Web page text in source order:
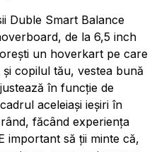
Duble Smart Balance
de la 6,5 inch
un hoverkart pe care
copilul tău, vestea bună
în funcție de
aceleiași ieșiri în
făcând experiența
important să ții minte că,